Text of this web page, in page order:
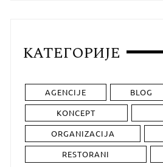
КАТЕГОРИЈЕ
AGENCIJE BLOG
KONCEPT
ORGANIZACIJA
RESTORANI